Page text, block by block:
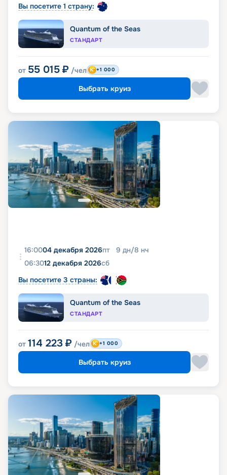
Вы посетите 1 страну:
Quantum of the Seas
СТАНДАРТ
от 55 015 ₽ /чел +1 000
Выбрать круиз
16:0004 декабря 2026пт 9 дн/8 нч
06:3012 декабря 2026сб
Вы посетите 3 страны:
Quantum of the Seas
СТАНДАРТ
от 114 223 ₽ /чел +1 000
Выбрать круиз